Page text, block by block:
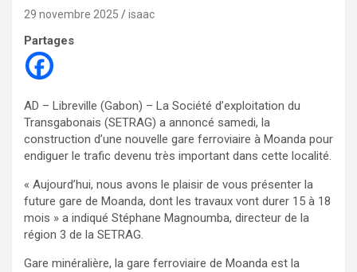
29 novembre 2025 isaac
Partages
AD – Libreville (Gabon) – La Société d’exploitation du
Transgabonais (SETRAG) a annoncé samedi, la
construction d’une nouvelle gare ferroviaire à Moanda pour
endiguer le trafic devenu très important dans cette localité.
« Aujourd’hui, nous avons le plaisir de vous présenter la
future gare de Moanda, dont les travaux vont durer 15 à 18
mois » a indiqué Stéphane Magnoumba, directeur de la
région 3 de la SETRAG.
Gare minéralière, la gare ferroviaire de Moanda est la